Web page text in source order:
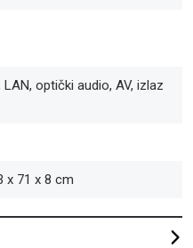
LAN, optički audio, AV, izlaz
x 71 x 8 cm